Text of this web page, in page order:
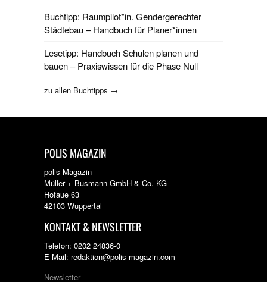
Buchtipp: Raumpilot*in. Gendergerechter
Städtebau – Handbuch für Planer*innen
Lesetipp: Handbuch Schulen planen und
bauen – Praxiswissen für die Phase Null
zu allen Buchtipps →
POLIS MAGAZIN
polis Magazin
Müller + Busmann GmbH & Co. KG
Hofaue 63
42103 Wuppertal
KONTAKT & NEWSLETTER
Telefon: 0202 24836-0
E-Mail: redaktion@polis-magazin.com
Newsletter